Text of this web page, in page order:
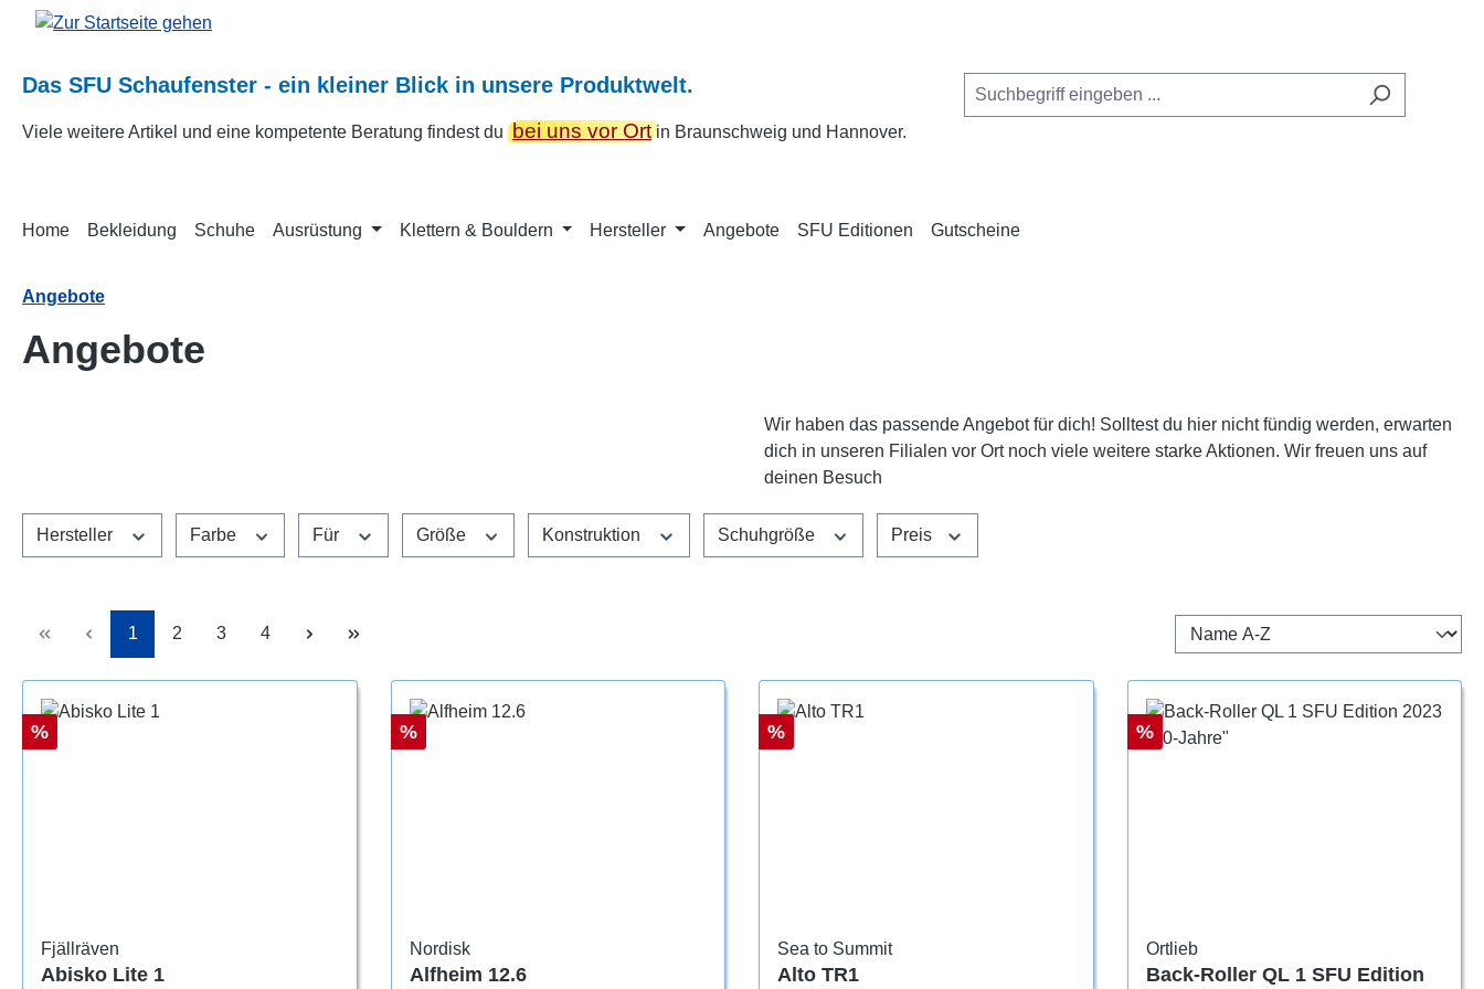
Hauptinhalt springen
Zur Suche springen
Zur Hauptnavigation springen
Das SFU Schaufenster - ein kleiner Blick in unsere Produktwelt.
Viele weitere Artikel und eine kompetente Beratung findest dubei uns vor Ortin Braunschweig und Hannover.
Home Bekleidung Schuhe Ausrüstung Klettern & Bouldern Hersteller Angebote SFU Editionen Gutscheine
Angebote
Angebote
Wir haben das passende Angebot für dich! Solltest du hier nicht fündig werden, erwarten
dich in unseren Filialen vor Ort noch viele weitere starke Aktionen. Wir freuen uns auf
deinen Besuch
Hersteller Farbe Für Größe Konstruktion Schuhgröße Preis
Seite
1 Seite
2 Seite
3 Seite
4
Rabatt
%
Fjällräven
Abisko Lite 1
Rabatt
%
Nordisk
Alfheim 12.6
Rabatt
%
Sea to Summit
Alto TR1
Rabatt
%
Ortlieb
Back-Roller QL 1 SFU Edition